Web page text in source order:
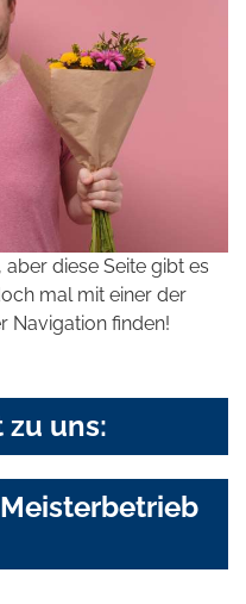
diese Seite gibt es
mal mit einer der
Navigation finden!
zu uns: